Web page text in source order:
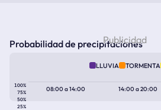
Probabilidad de precipitaciones
LLUVIA TORMENTA
100%
75%
50%
25%
08:00a14:00 14:00a20:00